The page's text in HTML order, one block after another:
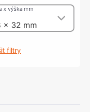
x 32 mm
x výška mm
filtry